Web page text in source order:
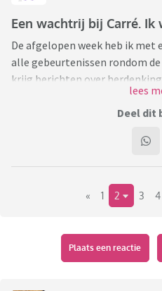
Een wachtrij bij Carré.
De afgelopen week heb ik met
alle gebeurtenissen rondom de
krijg berichten over
Carré en ik snap eigenlijk niet
Nu moet ik eerlijk bekennen
altijd zappen. Misschien dat ik
Ik erken dat hij belangrijk was
in Nederland en dat deze
journalistiek een belangrijke
Is het de daad die half
de persoon?
Deel dit
« 1 2 3 4
Plaats een reactie